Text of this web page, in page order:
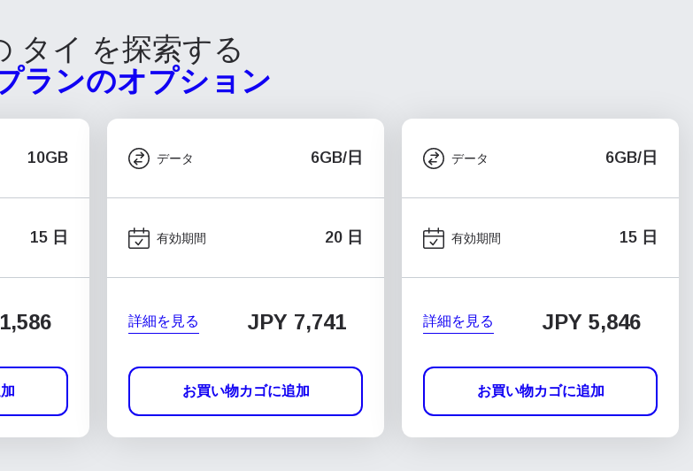
タイ を探索する
ランのオプション
10GB
15 日
データ 6GB/日
有効期間 20 日
詳細を見る JPY 7,741
お買い物カゴに追加
データ 6GB/日
有効期間 15 日
詳細を見る JPY 5,846
お買い物カゴに追加